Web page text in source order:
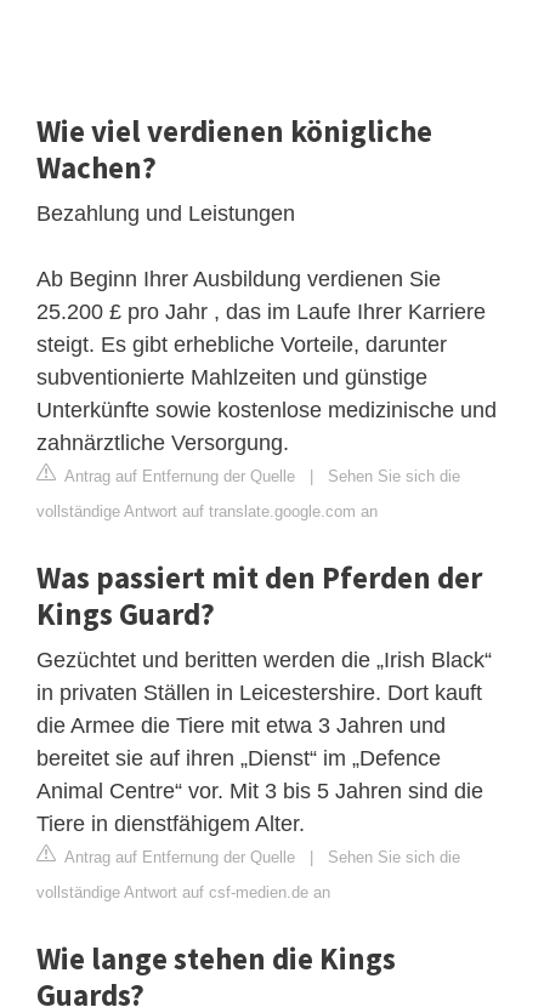
Wie viel verdienen königliche
Wachen?
Bezahlung und Leistungen
Ab Beginn Ihrer Ausbildung verdienen Sie
25.200 £ pro Jahr , das im Laufe Ihrer Karriere
steigt. Es gibt erhebliche Vorteile, darunter
subventionierte Mahlzeiten und günstige
Unterkünfte sowie kostenlose medizinische und
zahnärztliche Versorgung.
Antrag auf Entfernung der Quelle | Sehen Sie sich die
vollständige Antwort auf translate.google.com an
Was passiert mit den Pferden der
Kings Guard?
Gezüchtet und beritten werden die „Irish Black“
in privaten Ställen in Leicestershire. Dort kauft
die Armee die Tiere mit etwa 3 Jahren und
bereitet sie auf ihren „Dienst“ im „Defence
Animal Centre“ vor. Mit 3 bis 5 Jahren sind die
Tiere in dienstfähigem Alter.
Antrag auf Entfernung der Quelle | Sehen Sie sich die
vollständige Antwort auf csf-medien.de an
Wie lange stehen die Kings
Guards?